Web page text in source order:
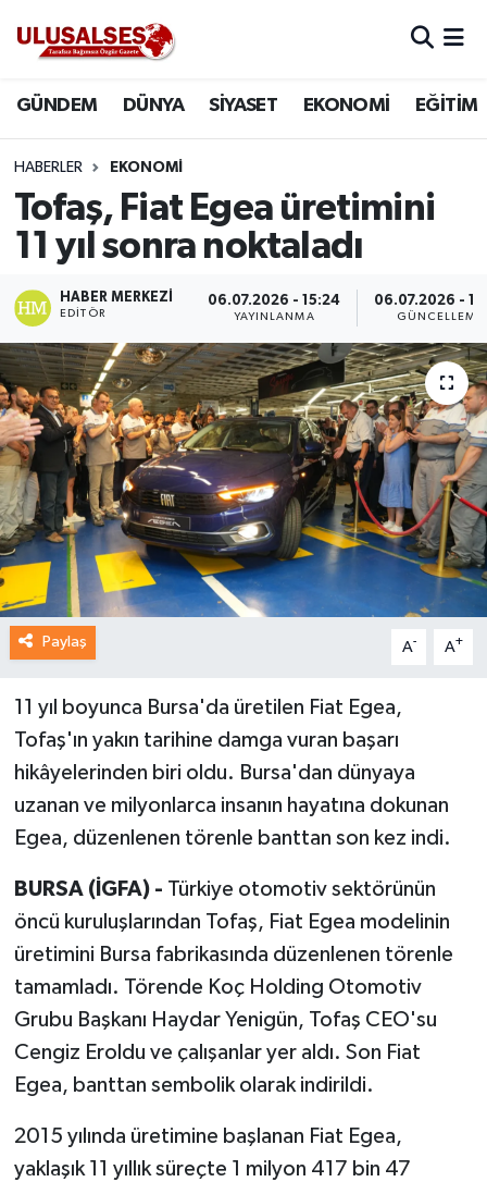
GÜNDEM DÜNYA SİYASET EKONOMİ EĞİTİM
HABERLER EKONOMİ
Tofaş, Fiat Egea üretimini
11 yıl sonra noktaladı
HABER MERKEZI
EDITÖR
06.07.2026 - 15:24
YAYINLANMA
06.07.2026 -
GÜNCELLEME
Paylaş A- A+
11 yıl boyunca Bursa'da üretilen Fiat Egea,
Tofaş'ın yakın tarihine damga vuran başarı
hikâyelerinden biri oldu. Bursa'dan dünyaya
uzanan ve milyonlarca insanın hayatına dokunan
Egea, düzenlenen törenle banttan son kez indi.
BURSA (İGFA) - Türkiye otomotiv sektörünün
öncü kuruluşlarından Tofaş, Fiat Egea modelinin
üretimini Bursa fabrikasında düzenlenen törenle
tamamladı. Törende Koç Holding Otomotiv
Grubu Başkanı Haydar Yenigün, Tofaş CEO'su
Cengiz Eroldu ve çalışanlar yer aldı. Son Fiat
Egea, banttan sembolik olarak indirildi.
2015 yılında üretimine başlanan Fiat Egea,
yaklaşık 11 yıllık süreçte 1 milyon 417 bin 47
DÜNYA
SİYASET
EKONOMİ
EĞİTİM
SAĞLIK
MAGAZİN
SPOR
Trafik Durumu
Süper Lig Puan Durumu ve Fikstür
Tüm Manşetler
Son Dakika Haberleri
Haber Arşivi